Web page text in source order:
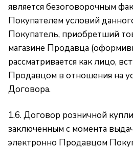
является безоговорочным
Покупателем условий
Покупатель, приобретший
магазине Продавца
рассматривается как лицо,
Продавцом в отношения на
Договора.
1.6. Договор розничной
заключенным с момента
электронно Продавцом